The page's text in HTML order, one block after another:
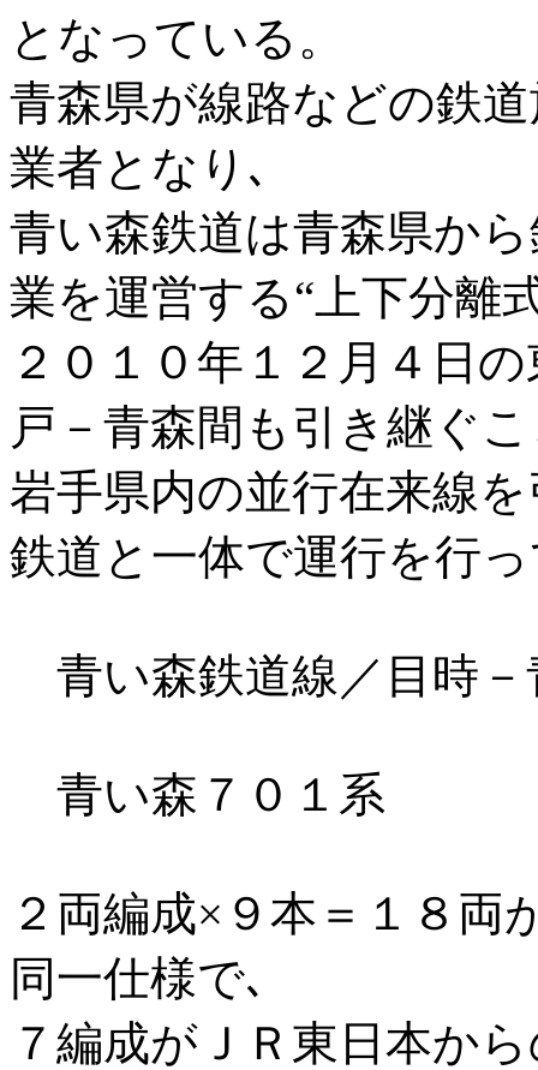
となっている。
青森県が線路などの鉄
業者となり､
青い森鉄道は青森県か
業を運営する“上下分離
２０１０年１２月４日
戸－青森間も引き継ぐ
岩手県内の並行在来線
鉄道と一体で運行を行
青い森鉄道線／目時－
青い森７０１系
２両編成×９本＝１８両
同一仕様で､
７編成がＪＲ東日本か